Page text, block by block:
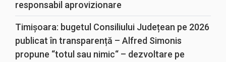
responsabil aprovizionare
Timișoara: bugetul Consiliului Județean pe 2026
publicat în transparență – Alfred Simonis
propune “totul sau nimic“ – dezvoltare pe